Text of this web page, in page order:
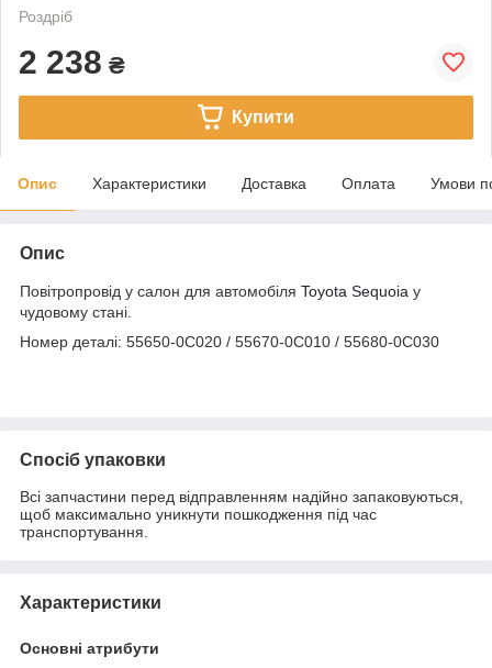
Роздріб
2 238 ₴
Купити
Опис Характеристики Доставка Оплата Умови
Опис
Повітропровід у салон для автомобіля Toyota Sequoia у
чудовому стані.
Номер деталі: 55650-0C020 / 55670-0C010 / 55680-0C030
Спосіб упаковки
Всі запчастини перед відправленням надійно запаковуються,
щоб максимально уникнути пошкодження під час
транспортування.
Характеристики
Основні атрибути